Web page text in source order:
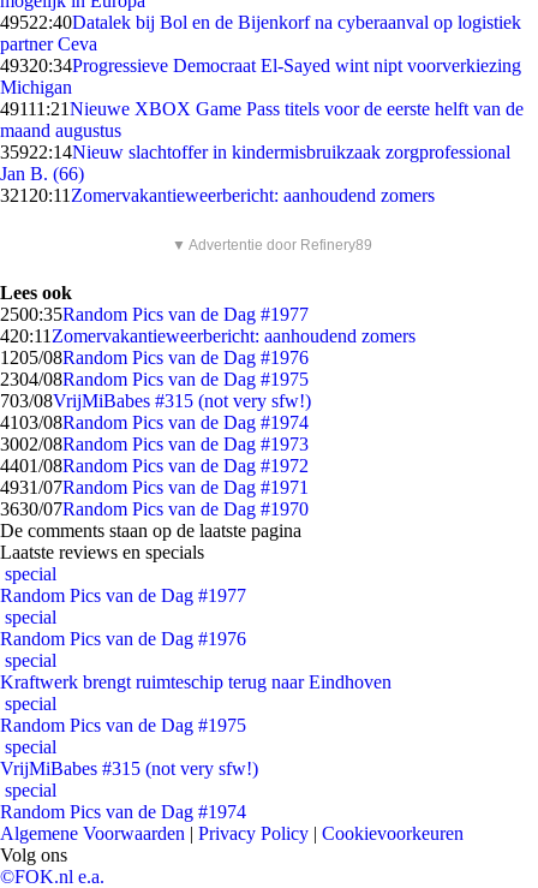
49522:40Datalek bij Bol en de Bijenkorf na cyberaanval op logistiek
partner Ceva
49320:34Progressieve Democraat El-Sayed wint nipt voorverkiezing
Michigan
49111:21Nieuwe XBOX Game Pass titels voor de eerste helft van de
maand augustus
35922:14Nieuw slachtoffer in kindermisbruikzaak zorgprofessional
Jan B. (66)
321 20:11 Zomervakantieweerbericht: aanhoudend zomers
▼ Advertentie door Refinery89
Lees ook
2500:35Random Pics van de Dag #1977
420:11 Zomervakantieweerbericht: aanhoudend zomers
1205/08Random Pics van de Dag #1976
2304/08Random Pics van de Dag #1975
703/08VrijMiBabes #315 (not very sfw!)
4103/08Random Pics van de Dag #1974
3002/08Random Pics van de Dag #1973
4401/08Random Pics van de Dag #1972
4931/07Random Pics van de Dag #1971
3630/07Random Pics van de Dag #1970
De comments staan op de laatste pagina
Laatste reviews en specials
special
Random Pics van de Dag #1977
special
Random Pics van de Dag #1976
special
Kraftwerk brengt ruimteschip terug naar Eindhoven
special
Random Pics van de Dag #1975
special
VrijMiBabes #315 (not very sfw!)
special
Random Pics van de Dag #1974
Algemene Voorwaarden | Privacy Policy | Cookievoorkeuren
Volg ons
©FOK.nl e.a.